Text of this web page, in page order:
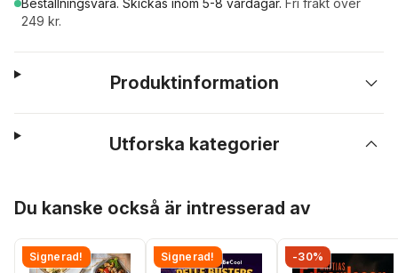
Beställningsvara. Skickas inom 5-8 vardagar. Fri frakt över
249 kr.
Produktinformation
Utforska kategorier
Du kanske också är intresserad av
Signerad! Signerad! -30%